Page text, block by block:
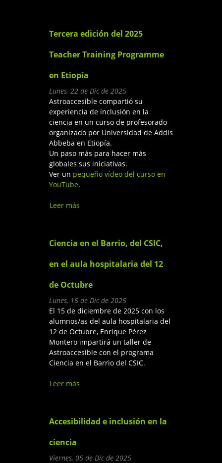
Tercera edición del 2025
Teacher Training Programme
en Etiopía
Lunes, 22 de Dic de 2025
Astroaccesible compartió su
experiencia de inclusión en la
ciencia en un curso de profesorado
organizado por Universidad de Addis
Abbeba en Etiopía.
Un paso más para hacer más
globales sus iniciativas.
Ver un pequeño vídeo del curso en
YouTube.
Leer más
Ciencia en el Barrio, del CSIC,
en el aula hospitalaria del 12
de Octubre
Lunes, 15 de Dic de 2025
El 15 de diciembre de 2025 con los
alumnos/as del aula hospitalaria del
12 de Octubre, Enrique Pérez
Montero impartirá un taller de
Astroaccesible con el programa
Ciencia en el Barrio del CSIC.
Leer más
Accesibilidad e inclusión en la
ciencia
Viernes, 05 de Dic de 2025